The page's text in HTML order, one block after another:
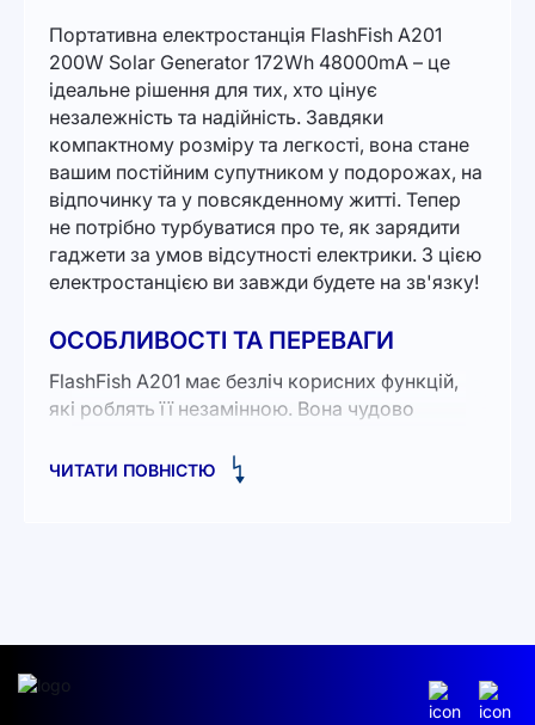
Портативна електростанція FlashFish A201
200W Solar Generator 172Wh 48000mA – це
ідеальне рішення для тих, хто цінує
незалежність та надійність. Завдяки
компактному розміру та легкості, вона стане
вашим постійним супутником у подорожах, на
відпочинку та у повсякденному житті. Тепер
не потрібно турбуватися про те, як зарядити
гаджети за умов відсутності електрики. З цією
електростанцією ви завжди будете на зв'язку!
ОСОБЛИВОСТІ ТА ПЕРЕВАГИ
FlashFish A201 має безліч корисних функцій,
які роблять її незамінною. Вона чудово
таких як смартфони, планшети, ноутбуки та
навіть невеликі побутові прилади. На відміну
використовувати кілька пристроїв одночасно.
Місткість: 172Wh, що забезпечує тривалу
ЧИТАТИ ПОВНІСТЮ